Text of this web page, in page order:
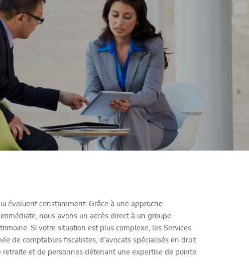
évoluent constamment. Grâce à une approche
nous avons un accès direct à un groupe
Si votre situation est plus complexe, les Services
de comptables fiscalistes, d’avocats spécialisés en droit
et de personnes détenant une expertise de pointe